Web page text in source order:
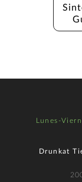
Lunes-
Drunkat